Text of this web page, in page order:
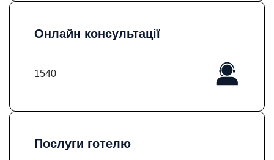
Онлайн консультації
1540
Послуги готелю